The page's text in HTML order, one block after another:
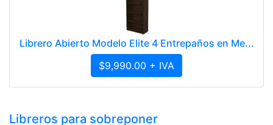
Librero Abierto Modelo Elite 4 Entrepaños en Me...
$9,990.00 + IVA
Libreros para sobreponer